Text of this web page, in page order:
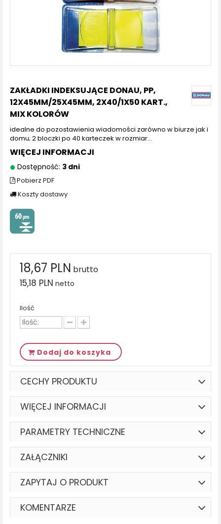
ZAKŁADKI INDEKSUJĄCE DONAU, PP,
12X45MM/25X45MM, 2X40/1X50 KART.,
MIX KOLORÓW
idealne do pozostawienia wiadomości zarówno w biurze jak i
domu; 2 bloczki po 40 karteczek w rozmiar...
WIĘCEJ INFORMACJI
Dostępność: 3 dni
Pobierz PDF
Koszty dostawy
18,67 PLN brutto
15,18 PLN netto
Ilość
Dodaj do koszyka
CECHY PRODUKTU
WIĘCEJ INFORMACJI
PARAMETRY TECHNICZNE
ZAŁĄCZNIKI
ZAPYTAJ O PRODUKT
KOMENTARZE